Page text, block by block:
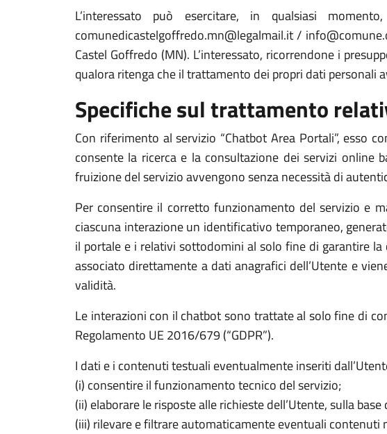
L’interessato può esercitare, in qualsiasi
comunedicastelgoffredo.mn@legalmail.it /
Castel Goffredo (MN). L’interessato, ricorrendone i
qualora ritenga che il trattamento dei propri dati personali
Specifiche sul trattamento
Con riferimento al servizio “Chatbot Area Portali”, esso
consente la ricerca e la consultazione dei servizi online
fruizione del servizio avvengono senza necessità di
Per consentire il corretto funzionamento del servizio e
ciascuna interazione un identificativo temporaneo,
il portale e i relativi sottodomini al solo fine di garantire
associato direttamente a dati anagrafici dell’Utente e
validità.
Le interazioni con il chatbot sono trattate al solo fine di
Regolamento UE 2016/679 (“GDPR”).
I dati e i contenuti testuali eventualmente inseriti
(i) consentire il funzionamento tecnico del servizio;
(ii) elaborare le risposte alle richieste dell’Utente, sulla
(iii) rilevare e filtrare automaticamente eventuali